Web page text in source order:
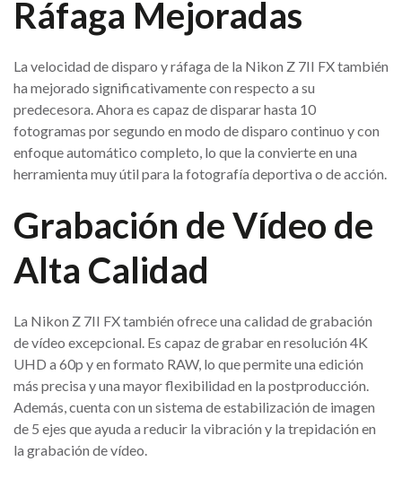
Ráfaga Mejoradas
La velocidad de disparo y ráfaga de la Nikon Z 7II FX también
ha mejorado significativamente con respecto a su
predecesora. Ahora es capaz de disparar hasta 10
fotogramas por segundo en modo de disparo continuo y con
enfoque automático completo, lo que la convierte en una
herramienta muy útil para la fotografía deportiva o de acción.
Grabación de Vídeo de
Alta Calidad
La Nikon Z 7II FX también ofrece una calidad de grabación
de vídeo excepcional. Es capaz de grabar en resolución 4K
UHD a 60p y en formato RAW, lo que permite una edición
más precisa y una mayor flexibilidad en la postproducción.
Además, cuenta con un sistema de estabilización de imagen
de 5 ejes que ayuda a reducir la vibración y la trepidación en
la grabación de vídeo.